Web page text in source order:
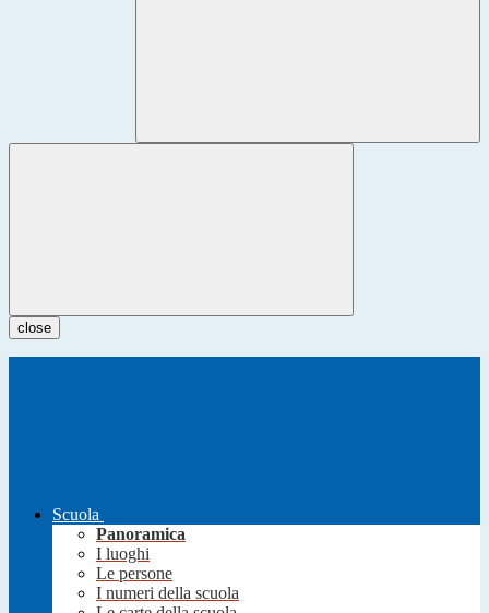
close
Scuola
Panoramica
I luoghi
Le persone
I numeri della scuola